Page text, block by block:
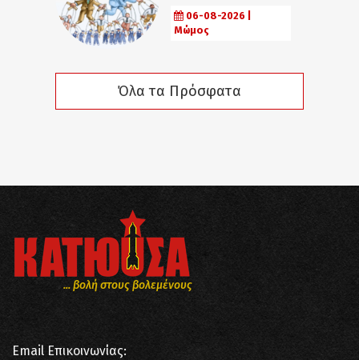
06-08-2026 |
Μώμος
Όλα τα Πρόσφατα
... βολή στους βολεμένους
Email Επικοινωνίας: